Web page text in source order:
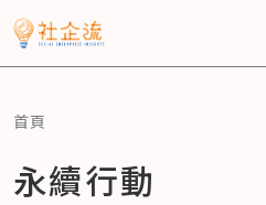
首頁
永續行動